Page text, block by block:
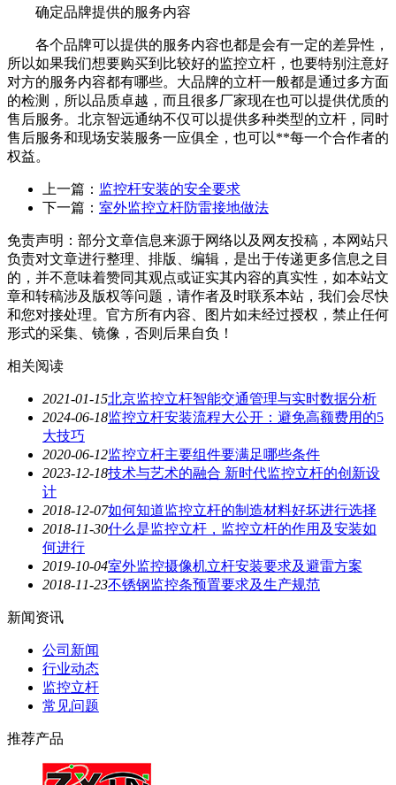
确定品牌提供的服务内容
各个品牌可以提供的服务内容也都是会有一定的差异性，
所以如果我们想要购买到比较好的监控立杆，也要特别注意好
对方的服务内容都有哪些。大品牌的立杆一般都是通过多方面
的检测，所以品质卓越，而且很多厂家现在也可以提供优质的
售后服务。北京智远通纳不仅可以提供多种类型的立杆，同时
售后服务和现场安装服务一应俱全，也可以**每一个合作者的
权益。
上一篇： 监控杆安装的安全要求
下一篇： 室外监控立杆防雷接地做法
免责声明：部分文章信息来源于网络以及网友投稿，本网站只
负责对文章进行整理、排版、编辑，是出于传递更多信息之目
的，并不意味着赞同其观点或证实其内容的真实性，如本站文
章和转稿涉及版权等问题，请作者及时联系本站，我们会尽快
和您对接处理。官方所有内容、图片如未经过授权，禁止任何
形式的采集、镜像，否则后果自负！
相关阅读
2021-01-15北京监控立杆智能交通管理与实时数据分析
2024-06-18监控立杆安装流程大公开：避免高额费用的5
大技巧
2020-06-12监控立杆主要组件要满足哪些条件
2023-12-18技术与艺术的融合 新时代监控立杆的创新设
计
2018-12-07如何知道监控立杆的制造材料好坏进行选择
2018-11-30什么是监控立杆，监控立杆的作用及安装如
何进行
2019-10-04室外监控摄像机立杆安装要求及避雷方案
2018-11-23不锈钢监控条预置要求及生产规范
新闻资讯
公司新闻
行业动态
监控立杆
常见问题
推荐产品